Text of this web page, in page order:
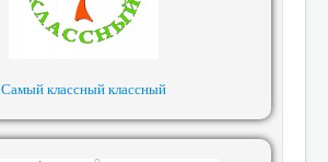
Самый классный классный